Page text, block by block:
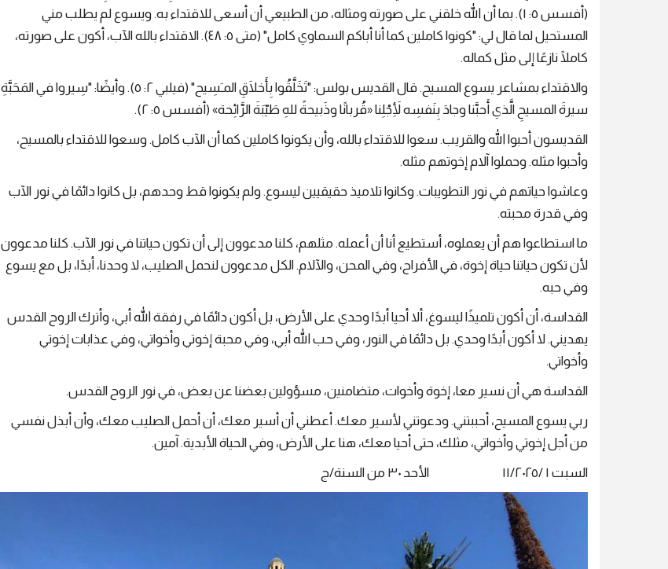
(أفسس ٥: ١). بما أن الله خلقني على صورته ومثاله، من الطبيعي أن أسعى للاقتداء به. ويسوع لم يطلب مني
المستحيل لما قال لي: "كونوا كاملين كما أنا أباكم السماوي كامل" (متى ٥: ٤٨). الاقتداء بالله الآب، أكون على صورته،
كاملًا نازعًا إلى مثل كماله.
والاقتداء بمشاعر يسوع المسيح. قال القديس بولس: "تَخَلَّقُوا بِأَخلَاقِ المـَسِيح" (فيلبي ٢: ٥). وأيضًا: "سِيروا في المَحَبَّةِ
سيرةَ المسيحِ الَّذي أَحبَّنا وجادَ بِنَفسِه لِأَجْلِنا «قُربانًا وذَبيحةً للهِ طَيّبَةَ الرَّائِحة» (أفسس ٥: ٢).
القديسون أحبوا الله والقريب. سعوا للاقتداء بالله، وأن يكونوا كاملين كما أن الآب كامل. وسعوا للاقتداء بالمسيح،
وأحبوا مثله. وحملوا آلام إخوتهم مثله.
وعاشوا حياتهم في نور التطويبات. وكانوا تلاميذ حقيقيين ليسوع. ولم يكونوا قط وحدهم، بل كانوا دائمًا في نور الآب
وفي قدرة محبته.
ما استطاعوا هم أن يعملوه، أستطيع أنا أن أعمله. مثلهم، كلنا مدعوون إلى أن تكون حياتنا في نور الآب. كلنا مدعوون
لأن تكون حياتنا حياة إخوة، في الأفراح، وفي المحن، والآلام. الكل مدعوون لنحمل الصليب، لا وحدنا، أبدًا، بل مع يسوع
وفي حبه.
القداسة، أن أكون تلميذًا ليسوغ، ألا أحيا أبدًا وحدي على الأرض، بل أكون دائمًا في رفقة الله أبي، وأترك الروح القدس
يهديني. لا أكون أبدًا وحدي. بل دائمًا في النور، وفي حب الله أبي، وفي محبة إخوتي وأخواتي، وفي عذابات إخوتي
وأخواتي.
القداسة هي أن نسير معا، إخوة وأخوات، متضامنين، مسؤولين بعضنا عن بعض، في نور الروح القدس.
ربي يسوع المسيح، أحببتني. ودعوتني لأسير معك. أعطني أن أسير معك، أن أحمل الصليب معك، وأن أبذل نفسي
من أجل إخوتي وأخواتي، مثلك، حتى أحيا معك، هنا على الأرض، وفي الحياة الأبدية. آمين.
السبت ١ /١١/٢٠٢٥ الأحد ٣٠ من السنة/ج